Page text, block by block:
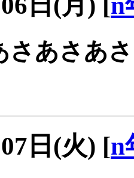
さあさあ
日(火) [n